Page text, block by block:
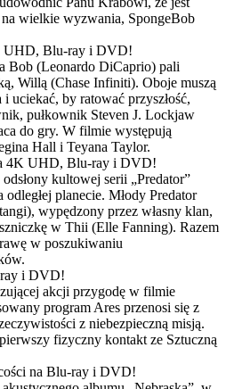
wielkie wyzwania, SpongeBob
UHD, Blu-ray i DVD!
Bob (Leonardo DiCaprio) pali
Willą (Chase Infiniti). Oboje muszą
i uciekać, by ratować przyszłość,
pułkownik Steven J. Lockjaw
do gry. W filmie występują
Hall i Teyana Taylor.
4K UHD, Blu-ray i DVD!
kultowej serii „Predator”
planecie. Młody Predator
wypędzony przez własny klan,
w Thii (Elle Fanning). Razem
w poszukiwaniu
i DVD!
akcji przygodę w filmie
program Ares przenosi się z
z niebezpieczną misją.
fizyczny kontakt ze Sztuczną
na Blu-ray i DVD!